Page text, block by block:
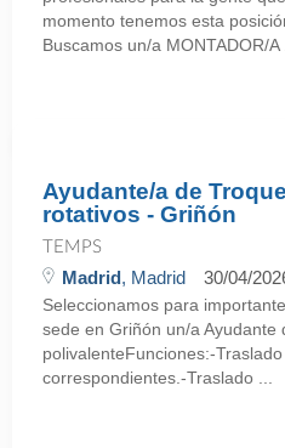
momento tenemos esta
Buscamos un/a MONTADOR/A
Ayudante/a de
rotativos - Griñón
TEMPS
Madrid, Madrid 30/04/
Seleccionamos para
sede en Griñón un/a Ayudante
polivalenteFunciones:-
correspondientes.-Traslado ...